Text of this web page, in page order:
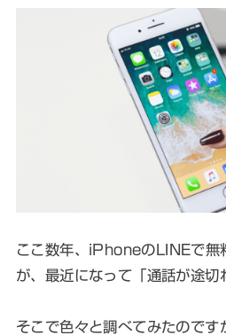
ここ数年、iPhoneのLINEで無
が、最近になって「通話が途切
そこで色々と調べてみたのです